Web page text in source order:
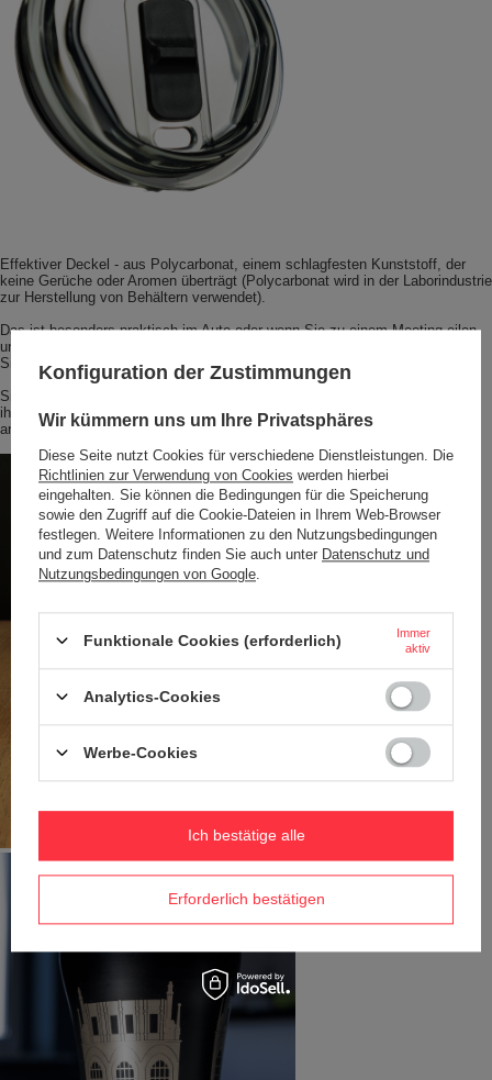
Effektiver Deckel - aus Polycarbonat, einem schlagfesten Kunststoff, der
keine Gerüche oder Aromen überträgt (Polycarbonat wird in der Laborindustrie
zur Herstellung von Behältern verwendet).
Das ist besonders praktisch im Auto oder wenn Sie zu einem Meeting eilen
und Ihren frisch zubereiteten Kaffee nicht zurücklassen wollen.
Sie schützt vor Auslaufen (ist aber nicht völlig luftdicht).
Silikonboden - ein kleines Detail, aber eines, das den Look abrundet. Dank
ihm ist der Boden vor Kratzern geschützt und die Tasse kann mit einem
angenehmen Gefühl auf dem Tisch abgestellt werden.
Konfiguration der Zustimmungen
Wir kümmern uns um Ihre Privatsphäres
Diese Seite nutzt Cookies für verschiedene Dienstleistungen. Die
Richtlinien zur Verwendung von Cookies werden hierbei
eingehalten. Sie können die Bedingungen für die Speicherung
sowie den Zugriff auf die Cookie-Dateien in Ihrem Web-Browser
festlegen. Weitere Informationen zu den Nutzungsbedingungen
und zum Datenschutz finden Sie auch unter Datenschutz und
Nutzungsbedingungen von Google
Funktionale Cookies (erforderlich)
Immer
aktiv
Analytics-Cookies
Werbe-Cookies
Erforderlich bestätigen
Ich bestätige alle